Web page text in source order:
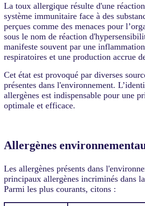
La toux allergique résulte d'une
système immunitaire face à des
perçues comme des menaces pour
sous le nom de réaction
manifeste souvent par une
respiratoires et une production accrue
Cet état est provoqué par diverses
présentes dans l'environnement.
allergènes est indispensable pour une
optimale et efficace.
Allergènes
Les allergènes présents dans
principaux allergènes incriminés dans
Parmi les plus courants, citons :